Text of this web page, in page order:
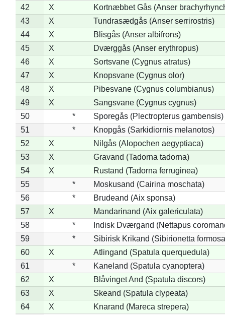
42
X
Kortnæbbet Gås (Anser
43
X
Tundrasædgås (Anser serrirostris)
44
X
Blisgås (Anser albifrons)
45
X
Dværggås (Anser erythropus)
46
X
Sortsvane (Cygnus atratus)
47
X
Knopsvane (Cygnus olor)
48
X
Pibesvane (Cygnus columbianus)
49
X
Sangsvane (Cygnus cygnus)
50
*
Sporegås (Plectropterus gambensis)
51
*
Knopgås (Sarkidiornis melanotos)
52
X
Nilgås (Alopochen aegyptiaca)
53
X
Gravand (Tadorna tadorna)
54
X
Rustand (Tadorna ferruginea)
55
*
Moskusand (Cairina moschata)
56
*
Brudeand (Aix sponsa)
57
X
Mandarinand (Aix galericulata)
58
*
Indisk Dværgand (Nettapus
59
*
Sibirisk Krikand (Sibirionetta
60
X
Atlingand (Spatula querquedula)
61
*
Kaneland (Spatula cyanoptera)
62
X
Blåvinget And (Spatula discors)
63
X
Skeand (Spatula clypeata)
64
X
Knarand (Mareca strepera)